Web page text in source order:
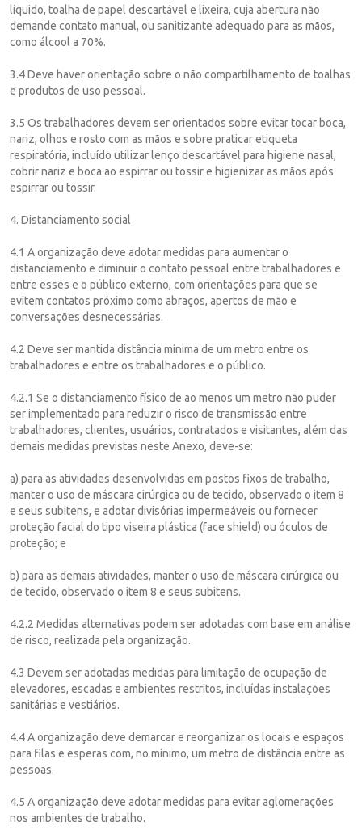
líquido, toalha de papel descartável e lixeira, cuja abertura não
demande contato manual, ou sanitizante adequado para as mãos,
como álcool a 70%.
3.4 Deve haver orientação sobre o não compartilhamento de toalhas
e produtos de uso pessoal.
3.5 Os trabalhadores devem ser orientados sobre evitar tocar boca,
nariz, olhos e rosto com as mãos e sobre praticar etiqueta
respiratória, incluído utilizar lenço descartável para higiene nasal,
cobrir nariz e boca ao espirrar ou tossir e higienizar as mãos após
espirrar ou tossir.
4. Distanciamento social
4.1 A organização deve adotar medidas para aumentar o
distanciamento e diminuir o contato pessoal entre trabalhadores e
entre esses e o público externo, com orientações para que se
evitem contatos próximo como abraços, apertos de mão e
conversações desnecessárias.
4.2 Deve ser mantida distância mínima de um metro entre os
trabalhadores e entre os trabalhadores e o público.
4.2.1 Se o distanciamento físico de ao menos um metro não puder
ser implementado para reduzir o risco de transmissão entre
trabalhadores, clientes, usuários, contratados e visitantes, além das
demais medidas previstas neste Anexo, deve-se:
a) para as atividades desenvolvidas em postos fixos de trabalho,
manter o uso de máscara cirúrgica ou de tecido, observado o item 8
e seus subitens, e adotar divisórias impermeáveis ou fornecer
proteção facial do tipo viseira plástica (face shield) ou óculos de
proteção; e
b) para as demais atividades, manter o uso de máscara cirúrgica ou
de tecido, observado o item 8 e seus subitens.
4.2.2 Medidas alternativas podem ser adotadas com base em análise
de risco, realizada pela organização.
4.3 Devem ser adotadas medidas para limitação de ocupação de
elevadores, escadas e ambientes restritos, incluídas instalações
sanitárias e vestiários.
4.4 A organização deve demarcar e reorganizar os locais e espaços
para filas e esperas com, no mínimo, um metro de distância entre as
pessoas.
4.5 A organização deve adotar medidas para evitar aglomerações
nos ambientes de trabalho.